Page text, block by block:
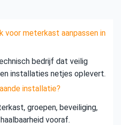
voor meterkast aanpassen in
bedrijf dat veilig
installaties netjes oplevert.
installatie?
groepen, beveiliging,
vooraf.